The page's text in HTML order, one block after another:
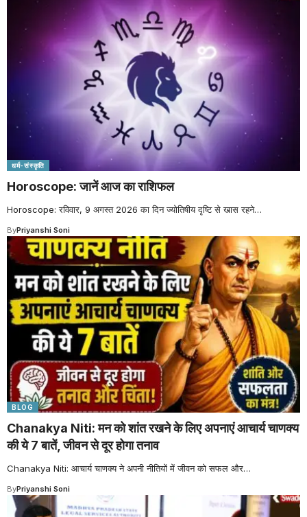
धर्म-संस्कृति
Horoscope: जानें आज का राशिफल
Horoscope: रविवार, 9 अगस्त 2026 का दिन ज्योतिषीय दृष्टि से खास रहने…
ByPriyanshi Soni
BLOG
Chanakya Niti: मन को शांत रखने के लिए अपनाएं आचार्य चाणक्य
की ये 7 बातें, जीवन से दूर होगा तनाव
Chanakya Niti: आचार्य चाणक्य ने अपनी नीतियों में जीवन को सफल और…
ByPriyanshi Soni